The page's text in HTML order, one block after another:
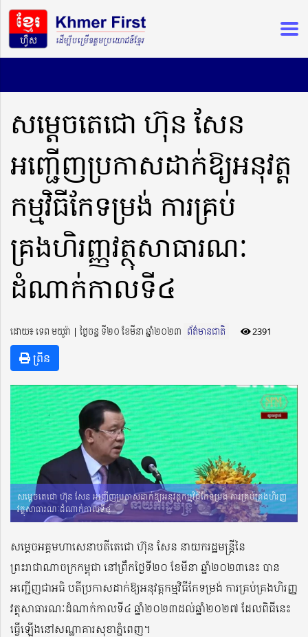
សម្តេចតេជោ ហ៊ុន សែន
អញ្ជើញប្រកាសដាក់ឱ្យអនុវត្ត
កម្មវិធីកែទម្រង់ ការគ្រប់
គ្រងហិរញ្ញវត្ថុសាធារណៈ
ដំណាក់កាលទី៤
ដោយ៖ ទេព មយូរ៉ា ​​ | ថ្ងៃចន្ទ ទី២០ ខែមីនា ឆ្នាំ២០២៣ ព័ត៌មានជាតិ 2391
ព្រីន
សម្តេចតេជោ ហ៊ុន សែន អញ្ជើញប្រកាសដាក់ឱ្យអនុវត្តកម្មវិធីកែទម្រង់ ការគ្រប់គ្រងហិរញ្ញ
វត្ថុសាធារណៈដំណាក់កាលទី៤
សម្តេចអគ្គមហាសេនាបតីតេជោ ហ៊ុន សែន នាយករដ្ឋមន្ត្រីនៃ
ព្រះរាជាណាចក្រកម្ពុជា នៅព្រឹកថ្ងៃទី២០ ខែមីនា ឆ្នាំ២០២៣នេះ បាន
អញ្ជើញជាអធិ បតីប្រកាសដាក់ឱ្យអនុវត្តកម្មវិធីកែទម្រង់ ការគ្រប់គ្រងហិរញ្ញ
វត្ថុសាធារណៈដំណាក់កាលទី៤ ឆ្នាំ២០២៣ដល់ឆ្នាំ២០២៧ ដែលពិធីនេះ
ធ្វើឡើងនៅសណ្ឋាគារសុខាភ្នំពេញ។